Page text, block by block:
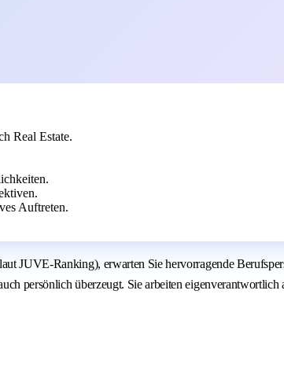
Real Estate.
Auftreten.
JUVE-Ranking), erwarten Sie hervorragende
persönlich überzeugt. Sie arbeiten